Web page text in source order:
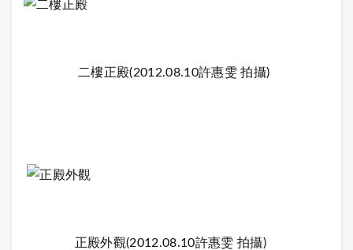
二樓正殿(2012.08.10許惠雯 拍攝)
正殿外觀(2012.08.10許惠雯 拍攝)